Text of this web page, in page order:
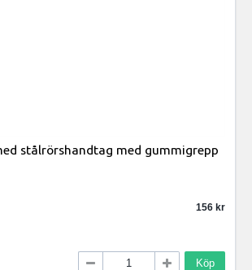
stålrörshandtag med gummigrepp
156
Köp